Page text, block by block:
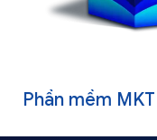
Phần mềm